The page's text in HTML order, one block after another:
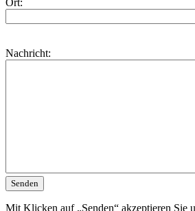
Ort:
Nachricht:
Mit Klicken auf „Senden“ akzeptieren Sie